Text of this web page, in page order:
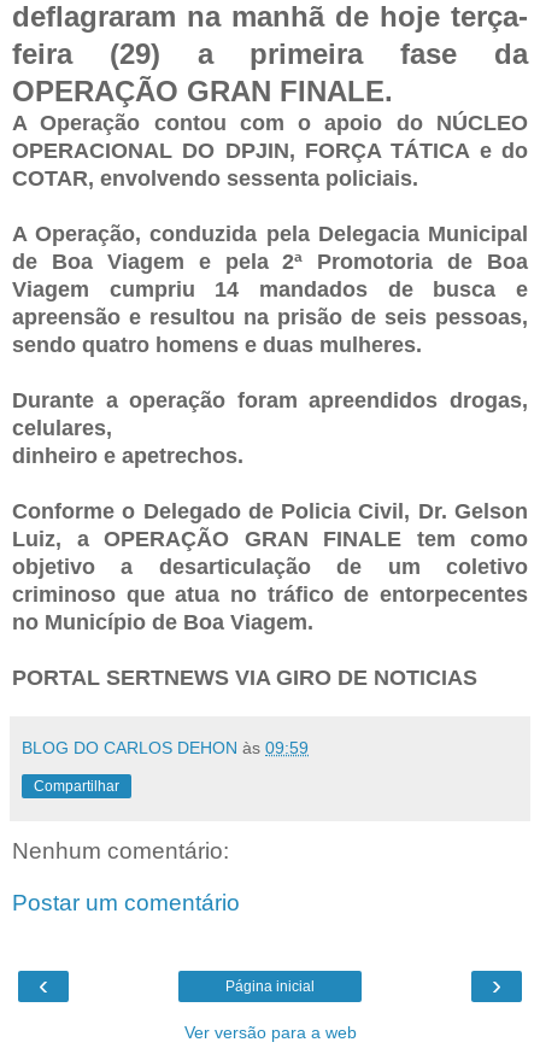
deflagraram na manhã de hoje terça-
feira (29) a primeira fase da
OPERAÇÃO GRAN FINALE.
A Operação contou com o apoio do NÚCLEO
OPERACIONAL DO DPJIN, FORÇA TÁTICA e do
COTAR, envolvendo sessenta policiais.
A Operação, conduzida pela Delegacia Municipal
de Boa Viagem e pela 2ª Promotoria de Boa
Viagem cumpriu 14 mandados de busca e
apreensão e resultou na prisão de seis pessoas,
sendo quatro homens e duas mulheres.
Durante a operação foram apreendidos drogas,
celulares,
dinheiro e apetrechos.
Conforme o Delegado de Policia Civil, Dr. Gelson
Luiz, a OPERAÇÃO GRAN FINALE tem como
objetivo a desarticulação de um coletivo
criminoso que atua no tráfico de entorpecentes
no Município de Boa Viagem.
PORTAL SERTNEWS VIA GIRO DE NOTICIAS
BLOG DO CARLOS DEHON às 09:59
Compartilhar
Nenhum comentário:
Postar um comentário
‹ ›
Página inicial
Ver versão para a web